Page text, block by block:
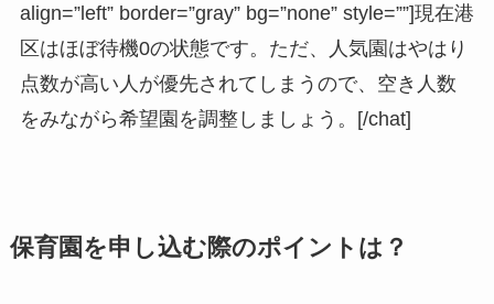
align=”left” border=”gray” bg=”none” style=””]現在港
区はほぼ待機0の状態です。ただ、人気園はやはり
点数が高い人が優先されてしまうので、空き人数
をみながら希望園を調整しましょう。[/chat]
保育園を申し込む際のポイントは？